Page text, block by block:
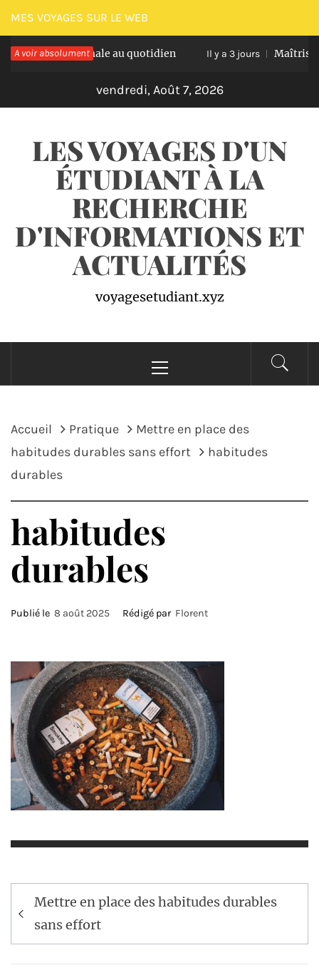
Passer
au
contenu
MES VOYAGES SUR LE WEB
A voir absolument
optimale au quotidien Il y a 3 jours Maîtriser les
vendredi, Août 7, 2026
LES VOYAGES D'UN
ÉTUDIANT À LA
RECHERCHE
D'INFORMATIONS ET
ACTUALITÉS
voyagesetudiant.xyz
principal
Accueil Pratique
Mettre en place des
habitudes durables sans effort
habitudes
durables
habitudes
durables
Publié le 8 août 2025 Rédigé par Florent
Navigation
de
l’article
Mettre en place des habitudes durables
sans effort